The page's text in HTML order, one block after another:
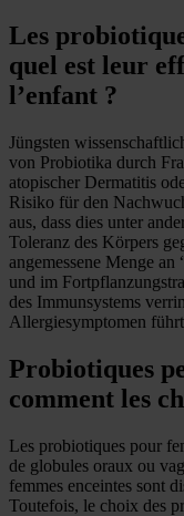
Les
quel est leur
l’enfant ?
Jüngsten
von Probiotika durch
atopischer Dermatitis
Risiko für den
aus, dass dies unter
Toleranz des Körpers
angemessene Menge
und im
des Immunsystems
Allergiesymptomen
Probiotiques
comment les
Les probiotiques pour
de globules oraux ou
femmes enceintes sont
Toutefois, le choix des